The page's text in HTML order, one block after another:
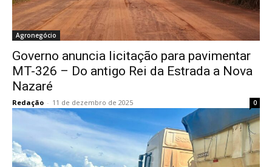
Agronegócio
Governo anuncia licitação para pavimentar
MT-326 – Do antigo Rei da Estrada a Nova
Nazaré
Redação - 11 de dezembro de 2025 0